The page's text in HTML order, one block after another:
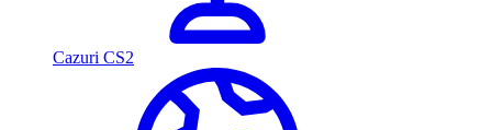
Cazuri CS2